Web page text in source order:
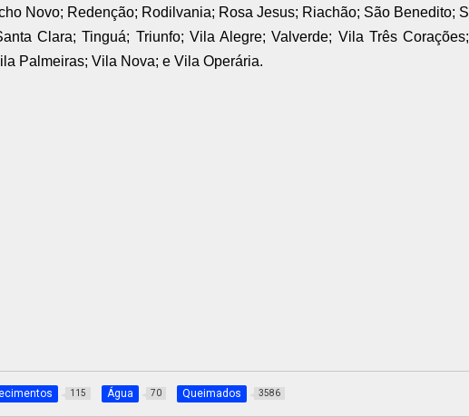
Novo; Redenção; Rodilvania; Rosa Jesus; Riachão; São Benedito; S
Clara; Tinguá; Triunfo; Vila Alegre; Valverde; Vila Três Corações;
Palmeiras; Vila Nova; e Vila Operária.
115 Água 70 Queimados 3586